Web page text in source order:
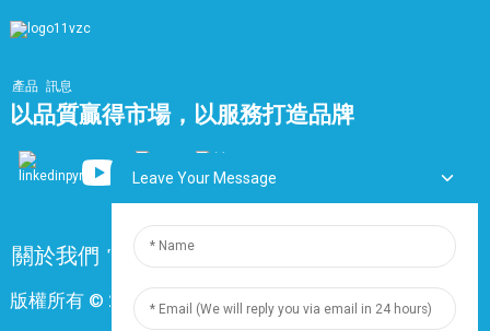
產品 訊息
以品質贏得市場，以服務打造品牌
關於我們 常問問題
版權所有 © 2024 上海鼎尊電氣電纜股份有限公司。保留
Leave Your Message